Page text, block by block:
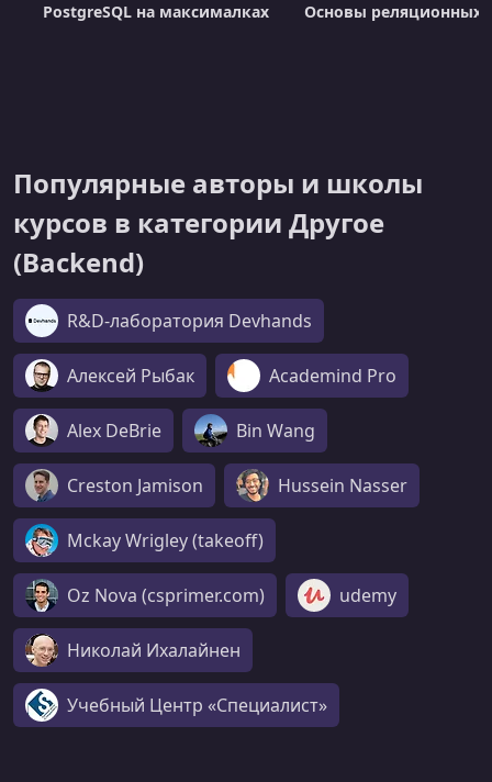
PostgreSQL на максималках Основы реляционных
Популярные авторы и школы
курсов в категории Другое
(Backend)
R&D-лаборатория Devhands
Алексей Рыбак Academind Pro
Alex DeBrie Bin Wang
Creston Jamison Hussein Nasser
Mckay Wrigley (takeoff)
Oz Nova (csprimer.com) udemy
Николай Ихалайнен
Учебный Центр «Специалист»